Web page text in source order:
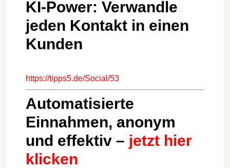
KI-Power: Verwandle
jeden Kontakt in einen
Kunden
https://tipps5.de/Social/53
Automatisierte
Einnahmen, anonym
und effektiv – jetzt hier
klicken